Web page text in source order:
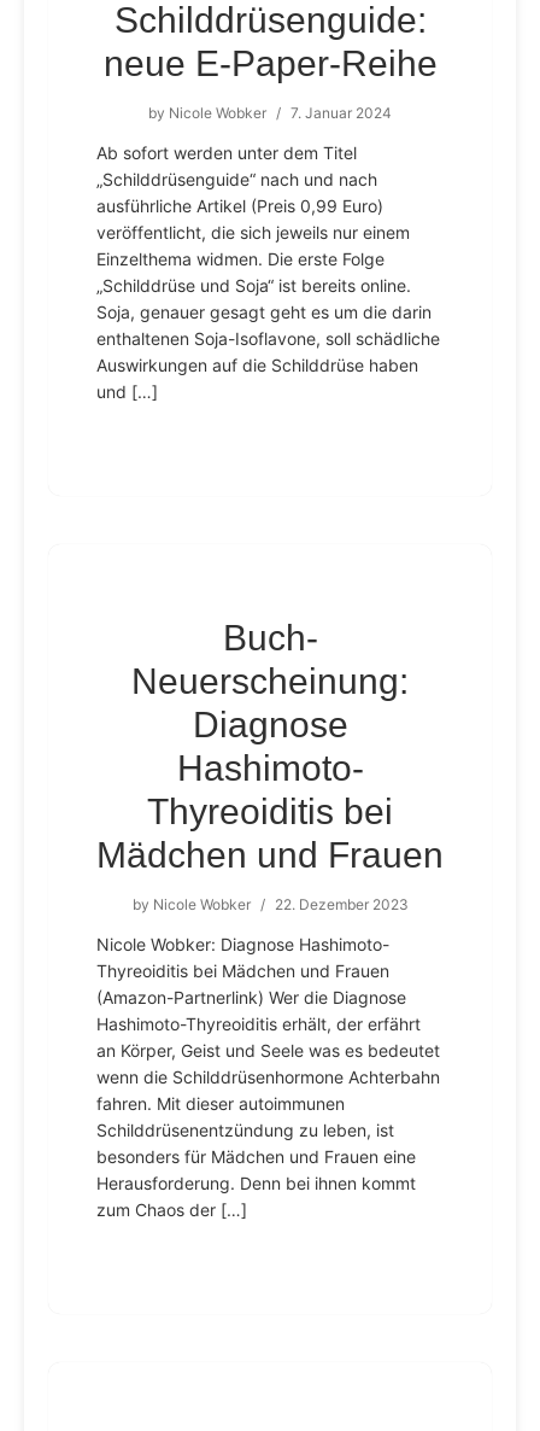
Schilddrüsenguide:
neue E-Paper-Reihe
by Nicole Wobker / 7. Januar 2024
Ab sofort werden unter dem Titel
„Schilddrüsenguide“ nach und nach
ausführliche Artikel (Preis 0,99 Euro)
veröffentlicht, die sich jeweils nur einem
Einzelthema widmen. Die erste Folge
„Schilddrüse und Soja“ ist bereits online.
Soja, genauer gesagt geht es um die darin
enthaltenen Soja-Isoflavone, soll schädliche
Auswirkungen auf die Schilddrüse haben
und […]
Buch-
Neuerscheinung:
Diagnose
Hashimoto-
Thyreoiditis bei
Mädchen und Frauen
by Nicole Wobker / 22. Dezember 2023
Nicole Wobker: Diagnose Hashimoto-
Thyreoiditis bei Mädchen und Frauen
(Amazon-Partnerlink) Wer die Diagnose
Hashimoto-Thyreoiditis erhält, der erfährt
an Körper, Geist und Seele was es bedeutet
wenn die Schilddrüsenhormone Achterbahn
fahren. Mit dieser autoimmunen
Schilddrüsenentzündung zu leben, ist
besonders für Mädchen und Frauen eine
Herausforderung. Denn bei ihnen kommt
zum Chaos der […]